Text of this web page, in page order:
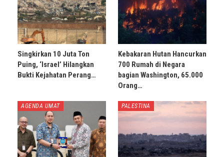
Singkirkan 10 Juta Ton
Puing, ‘Israel’ Hilangkan
Bukti Kejahatan Perang…
Kebakaran Hutan Hancurkan
700 Rumah di Negara
bagian Washington, 65.000
Orang…
AGENDA UMAT PALESTINA